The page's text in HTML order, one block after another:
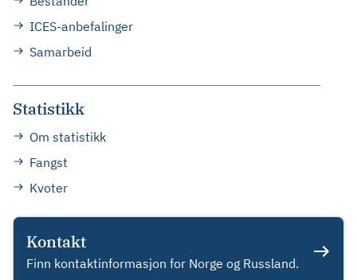
ICES-anbefalinger
Samarbeid
Statistikk
Om statistikk
Fangst
Kvoter
Kontakt
Finn kontaktinformasjon for Norge og Russland.